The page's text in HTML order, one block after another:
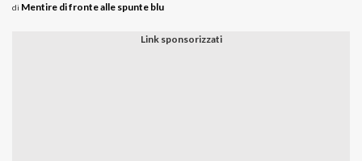
di Mentire di fronte alle spunte blu